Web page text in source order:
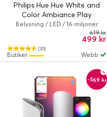
Philips Hue Hue White and
Color Ambiance Play
Extension Kit / Svart
Belysning / LED / 16 miljoner
färger / Philips Hue White and
(35)
499 kr
619 kr
Webb
Butiker
-569 kr